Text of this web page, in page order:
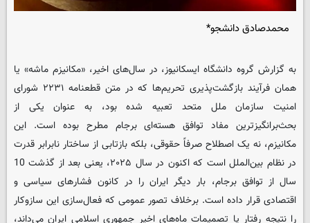
محمدصادق دانشجو*
به گزارش گروه دانشگاه ایسکانیوز، در سال‌های اخیر، «مکانیزم ماشه» یا
همان فرآیند بازگشت‌پذیری تحریم‌ها که در متن قطعنامه ۲۲۳۱ شورای
امنیت سازمان ملل متحد تعبیه شده بود، به عنوان یکی از
بحث‌برانگیزترین مفاد توافق هسته‌ای برجام مطرح بوده است. این
مکانیزم، نه یک اصطلاح صرفاً حقوقی، بلکه بازتابی از ساختار نابرابر قدرت
در نظام بین‌الملل است که اکنون در سال ۲۰۲۵، یعنی بعد از گذشت 10
سال از توافق برجام، بار دیگر ایران را در کانون فشارهای سیاسی و
اقتصادی قرار داده است. برخلاف تصور عمومی که فعال‌سازی این سازوکار
را نتیجه رفتار یا تصمیمات ماه‌های اخیر جمهوری اسلامی ایران می‌داند،